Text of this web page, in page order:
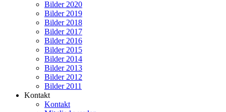
Bilder 2020
Bilder 2019
Bilder 2018
Bilder 2017
Bilder 2016
Bilder 2015
Bilder 2014
Bilder 2013
Bilder 2012
Bilder 2011
Kontakt
Kontakt